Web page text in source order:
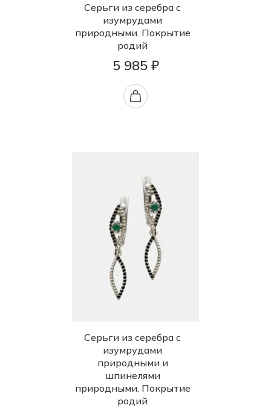
Серьги из серебра с
изумрудами
природными. Покрытие
родий
5 985 ₽
Серьги из серебра с
изумрудами
природными и
шпинелями
природными. Покрытие
родий